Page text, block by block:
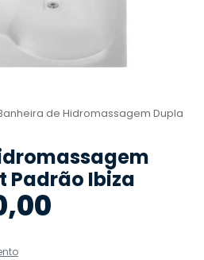
de Hidromassagem Dupla
Padrão Ibiza